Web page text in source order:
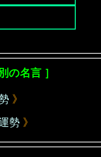
の名言 ］
》
勢 》